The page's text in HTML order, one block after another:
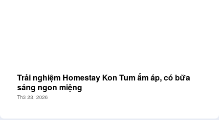
Trải nghiệm Homestay Kon Tum ấm áp, có bữa
sáng ngon miệng
Th3 23, 2026